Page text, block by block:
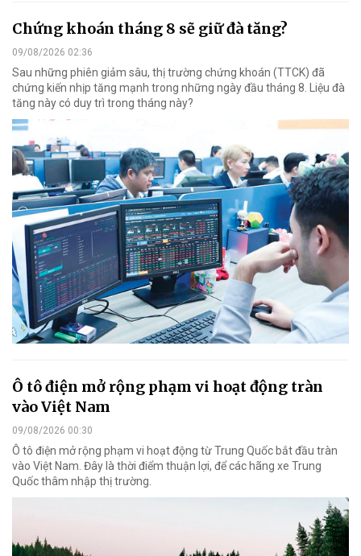
Chứng khoán tháng 8 sẽ giữ đà tăng?
09/08/2026 02:36
Sau những phiên giảm sâu, thị trường chứng khoán (TTCK) đã
chứng kiến nhịp tăng mạnh trong những ngày đầu tháng 8. Liệu đà
tăng này có duy trì trong tháng này?
Ô tô điện mở rộng phạm vi hoạt động tràn
vào Việt Nam
09/08/2026 00:30
Ô tô điện mở rộng phạm vi hoạt động từ Trung Quốc bắt đầu tràn
vào Việt Nam. Đây là thời điểm thuận lợi, để các hãng xe Trung
Quốc thâm nhập thị trường.